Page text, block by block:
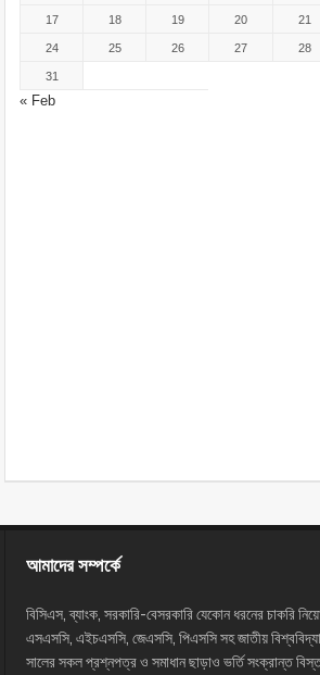
« Feb
17 18 19 20 21
24 25 26 27 28
31
আমাদের সম্পর্কে
বিসিএস, ব্যাংক, সরকারি-বেসরকারি যেকোন ধরনের চাকরি
এসএসসি, এইচএসসি, জেএসসি, পিএসসি সহ জাতীয়
সালের সকল প্রশ্নপত্র ও সমাধান ছাড়াও ভর্তি সংক্রান্ত